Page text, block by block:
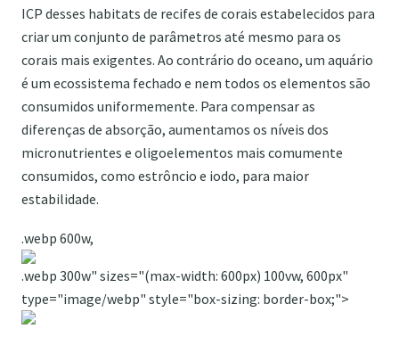
ICP desses habitats de recifes de corais estabelecidos para
criar um conjunto de parâmetros até mesmo para os
corais mais exigentes. Ao contrário do oceano, um aquário
é um ecossistema fechado e nem todos os elementos são
consumidos uniformemente. Para compensar as
diferenças de absorção, aumentamos os níveis dos
micronutrientes e oligoelementos mais comumente
consumidos, como estrôncio e iodo, para maior
estabilidade.
.webp 600w,
.webp 300w" sizes="(max-width: 600px) 100vw, 600px"
type="image/webp" style="box-sizing: border-box;">